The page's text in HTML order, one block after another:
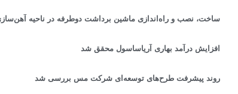
ساخت، نصب و راه‌اندازی ماشین برداشت دوطرفه در ناحیه آهن‌سازی
افزایش درآمد بهاری آریاساسول محقق شد
روند پیشرفت طرح‌های توسعه‌ای شرکت مس بررسی شد